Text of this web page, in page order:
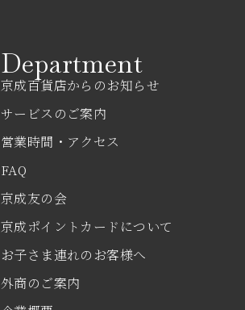
Department
京成百貨店からのお知らせ
サービスのご案内
営業時間・アクセス
FAQ
京成友の会
京成ポイントカードについて
お子さま連れのお客様へ
外商のご案内